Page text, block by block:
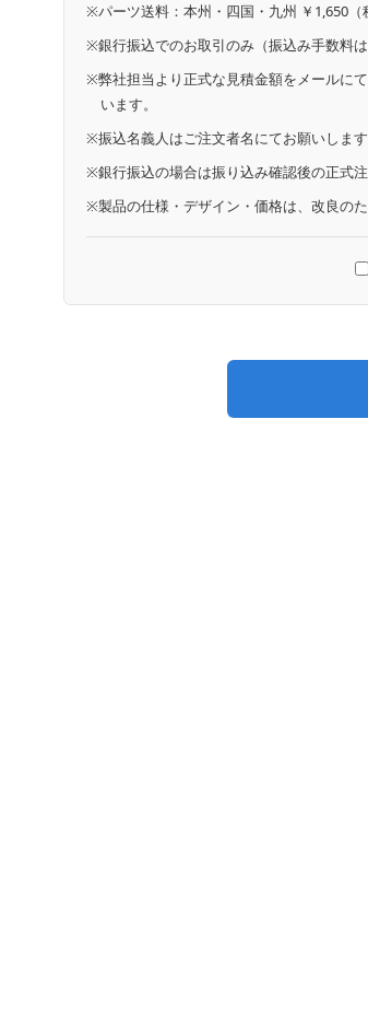
※パーツ送料：本州・四国・九州 ￥1,650（
※銀行振込でのお取引のみ（振込み手数料は
※弊社担当より正式な見積金額をメールに
います。
※振込名義人はご注文者名にてお願いしま
※銀行振込の場合は振り込み確認後の正式注
※製品の仕様・デザイン・価格は、改良の